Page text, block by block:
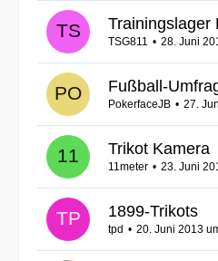
Trainingslager
TSG811 28. Juni
Fußball-
PokerfaceJB 27.
Trikot Kamera
11meter 23. Juni
1899-Trikots
tpd 20. Juni 2013